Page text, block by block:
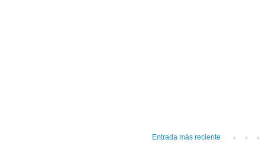
Entrada más reciente